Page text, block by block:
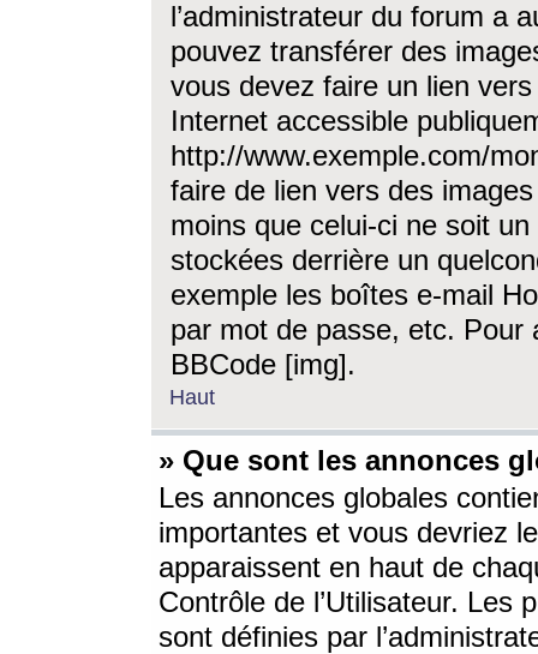
l’administrateur du forum a
pouvez transférer des
vous devez faire un lien
Internet accessible
http://www.exemple.com/
faire de lien vers des
moins que celui-ci ne soit
stockées derrière un
exemple les boîtes e-mail
par mot de passe, etc. Pour
BBCode [img].
Haut
» Que sont les annonces
Les annonces globales
importantes et vous devriez
apparaissent en haut de
Contrôle de l’Utilisateur. Les
sont définies par